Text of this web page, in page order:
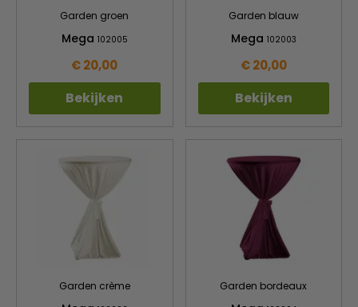
Garden groen
Mega 102005
€ 20,00
Bekijken
Garden blauw
Mega 102003
€ 20,00
Bekijken
Garden crème Garden bordeaux